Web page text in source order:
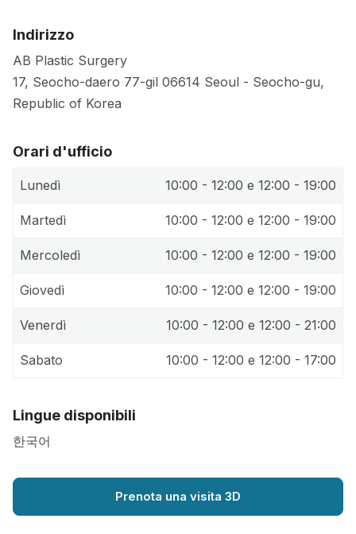
Indirizzo
AB Plastic Surgery
17, Seocho-daero 77-gil 06614 Seoul - Seocho-gu,
Republic of Korea
Orari d'ufficio
Lunedì 10:00 - 12:00 e 12:00 - 19:00
Martedì 10:00 - 12:00 e 12:00 - 19:00
Mercoledì 10:00 - 12:00 e 12:00 - 19:00
Giovedì 10:00 - 12:00 e 12:00 - 19:00
Venerdì 10:00 - 12:00 e 12:00 - 21:00
Sabato 10:00 - 12:00 e 12:00 - 17:00
Lingue disponibili
한국어
Prenota una visita 3D